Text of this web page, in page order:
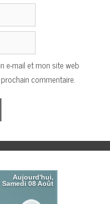
e-mail et mon site web
commentaire.